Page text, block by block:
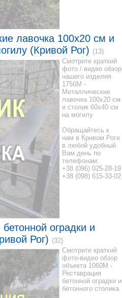
лавочка 100x20 см и
(Кривой Рог) (13)
Смотрите краткий
фото / видео обзор
нашего изделия
1756M -
Металлические
лавочка 100x20 см
и столик 60x40 см
на могилу.
Обращайтесь к
нам в Кривом Роге
в любой удобный
Вам день по
телефонам:
+38 (096) 025-28-19
+38 (098) 615-33-02
оградки и
Рог) (32)
Смотрите краткий
фото-видео обзор
объекта 1060M -
Реставрация
бетонной оградки и
бетонного столика.